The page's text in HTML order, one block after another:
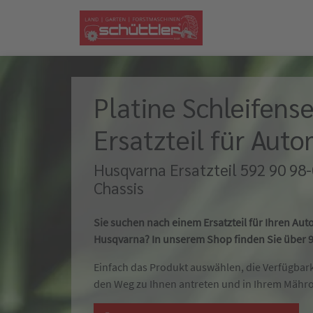
Platine
Ersatzteil für
Husqvarna Ersatzteil 592 90
Chassis
Sie suchen nach einem Ersatzteil für Ihren
Husqvarna? In unserem Shop finden Sie über
Einfach das Produkt auswählen, die
den Weg zu Ihnen antreten und in Ihrem